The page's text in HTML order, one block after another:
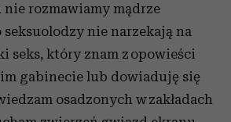
nie rozmawiamy mądrze
seksuolodzy nie narzekają na
seks, który znam z opowieści
gabinecie lub dowiaduję się
osadzonych w zakładach